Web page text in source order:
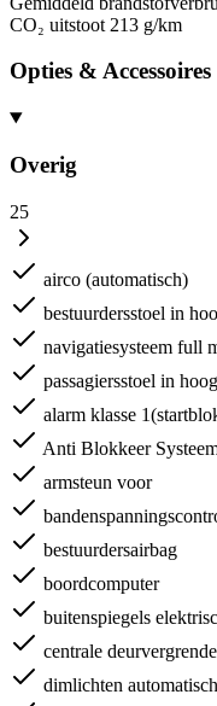
CO₂ uitstoot 213 g/km
Opties & Accessoires
Overig
25
airco (automatisch)
bestuurdersstoel in
navigatiesysteem full
passagiersstoel in
alarm klasse
Anti Blokkeer
armsteun voor
bestuurdersairbag
boordcomputer
buitenspiegels
centrale
dimlichten automatisch